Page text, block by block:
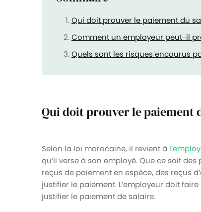
Qui doit prouver le paiement du
Comment un employeur peut-il
Quels sont les risques encourus
Qui doit prouver le paiement
Selon la loi marocaine, il revient à
qu’il verse à son employé. Que ce soit
reçus de paiement en espèce, des reçus
justifier le paiement. L’employeur doit
justifier le paiement de salaire.